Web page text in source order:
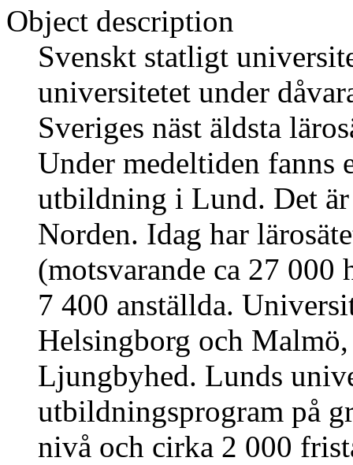
Object description
Svenskt statligt
universitetet under
Sveriges näst äldsta
Under medeltiden
utbildning i Lund. Det är
Norden. Idag har
(motsvarande ca 27
7 400 anställda.
Helsingborg och
Ljungbyhed. Lunds
utbildningsprogram på
nivå och cirka 2 000